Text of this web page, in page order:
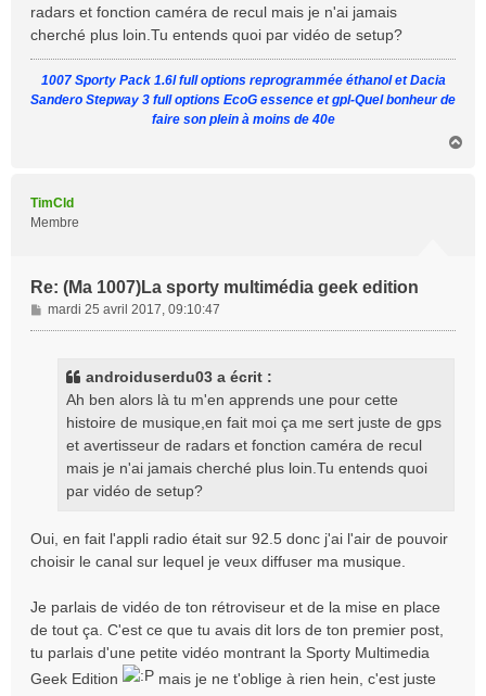
g
e
radars et fonction caméra de recul mais je n'ai jamais
cherché plus loin.Tu entends quoi par vidéo de setup?
1007 Sporty Pack 1.6l full options reprogrammée éthanol et Dacia
Sandero Stepway 3 full options EcoG essence et gpl-Quel bonheur de
faire son plein à moins de 40e
TimCld
Membre
Re: (Ma 1007)La sporty multimédia geek edition
M
e
mardi 25 avril 2017, 09:10:47
androiduserdu03 a écrit :
Ah ben alors là tu m'en apprends une pour cette
histoire de musique,en fait moi ça me sert juste de gps
et avertisseur de radars et fonction caméra de recul
mais je n'ai jamais cherché plus loin.Tu entends quoi
par vidéo de setup?
Oui, en fait l'appli radio était sur 92.5 donc j'ai l'air de pouvoir
choisir le canal sur lequel je veux diffuser ma musique.
Je parlais de vidéo de ton rétroviseur et de la mise en place
de tout ça. C'est ce que tu avais dit lors de ton premier post,
tu parlais d'une petite vidéo montrant la Sporty Multimedia
Geek Edition
mais je ne t'oblige à rien hein, c'est juste